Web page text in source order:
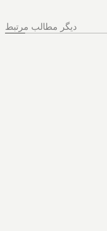
دیگر مطالب مرتبط